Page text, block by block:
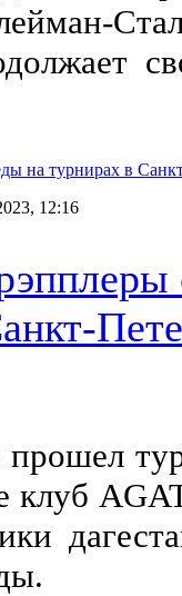
на турнирах в
12:16
прошел
клуб